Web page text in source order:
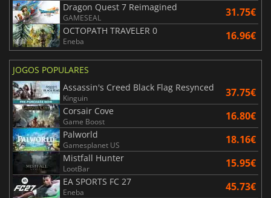
Dragon Quest 7 Reimagined
GAMESEAL 31.75€
OCTOPATH TRAVELER 0
Eneba 16.96€
JOGOS POPULARES
Assassin's Creed Black Flag Resynced
Kinguin 37.75€
Corsair Cove
Game Boost 16.80€
Palworld
Gamesplanet US 18.16€
Mistfall Hunter
LootBar 15.95€
EA SPORTS FC 27
Eneba 45.73€